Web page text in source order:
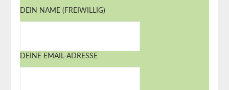
DEIN NAME (FREIWILLIG)
DEINE EMAIL-ADRESSE